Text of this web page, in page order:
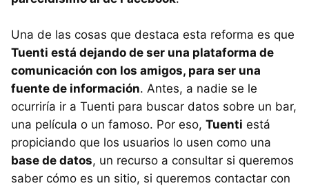
Una de las cosas que destaca esta reforma es que
Tuenti está dejando de ser una plataforma de
comunicación con los amigos, para ser una
fuente de información. Antes, a nadie se le
ocurriría ir a Tuenti para buscar datos sobre un bar,
una película o un famoso. Por eso, Tuenti está
propiciando que los usuarios lo usen como una
base de datos, un recurso a consultar si queremos
saber cómo es un sitio, si queremos contactar con